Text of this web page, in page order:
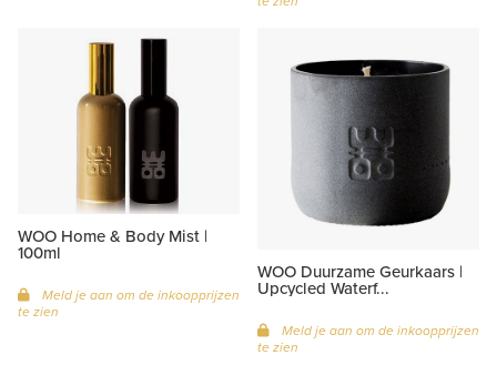
WOO Home & Body Mist |
100ml
Meld je aan om de inkoopprijzen
te zien
WOO Duurzame Geurkaars |
Upcycled Waterf...
Meld je aan om de inkoopprijzen
te zien